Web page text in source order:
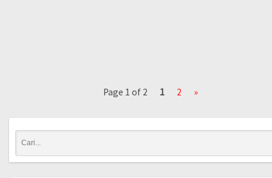
Page 1 of 2 1 2 »